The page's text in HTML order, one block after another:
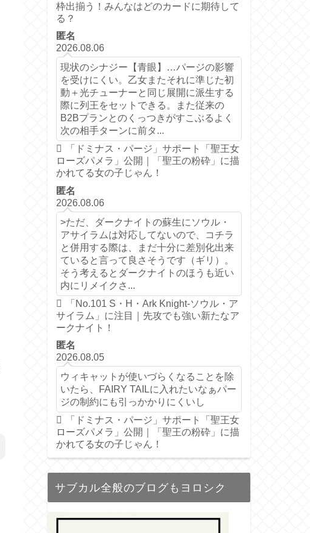
枠出揃う！みんなはどのカードに期待して
る？
匿名
2026.08.06
現状のシナジー【青眼】…パージの影響
を受けにくい。乙女またそれに準じた初
動＋光チューナーと同じ展開に派生する
際に列王をセットできる。また従来の
B2Bプランとのくっつきがすこぶるよく
次の相手ターンに前タ...
「ドミナス・パージ」サポート「聖王女
ローズパメラ」公開｜「聖王の粉砕」に描
かれてる女の子じゃん！
匿名
2026.08.06
>ただ、ダークナイトの蘇生にソウル・
アサイラムは対応してないので、コチラ
と併用する際は、まだ十分に差別化出来
ていると言って良さそうです（ギリ）。
そう考えるとダークナイトのほうも近い
内にリメイクさ...
「No.101 S・H・Ark Knight-ソウル・ア
サイラム」に注目｜先攻でも強い新たなア
ークナイト！
匿名
2026.08.05
ウィキャットが使いづらくなることを除
いたら、FAIRY TAILに入れたいなぁパー
ジの制約にも引っかかりにくいし
「ドミナス・パージ」サポート「聖王女
ローズパメラ」公開｜「聖王の粉砕」に描
かれてる女の子じゃん！
サブカル全般のブログもヨロシク